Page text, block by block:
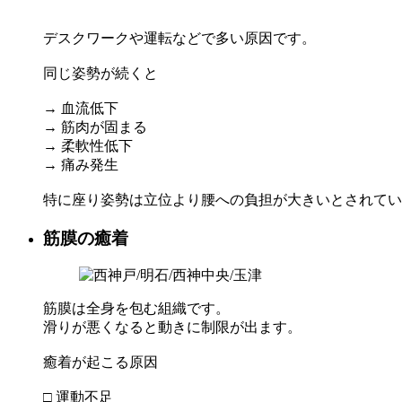
デスクワークや運転などで多い原因です。
同じ姿勢が続くと
→ 血流低下
→ 筋肉が固まる
→ 柔軟性低下
→ 痛み発生
特に座り姿勢は立位より腰への負担が大きいとされて
筋膜の癒着
筋膜は全身を包む組織です。
滑りが悪くなると動きに制限が出ます。
癒着が起こる原因
□ 運動不足